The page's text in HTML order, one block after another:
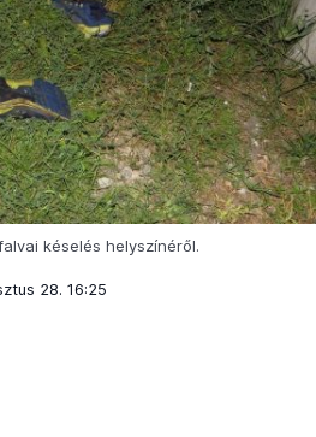
késelés helyszínéről.
28. 16:25